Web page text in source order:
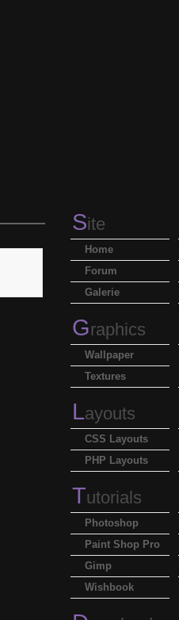
Site
Home
Forum
Galerie
Graphics
Wallpaper
Textures
Layouts
CSS Layouts
PHP Layouts
Tutorials
Photoshop
Paint Shop Pro
Gimp
Wishbook